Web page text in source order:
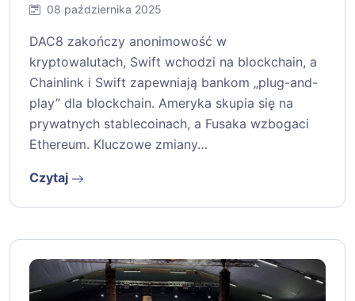
08 października 2025
DAC8 zakończy anonimowość w
kryptowalutach, Swift wchodzi na blockchain, a
Chainlink i Swift zapewniają bankom „plug-and-
play” dla blockchain. Ameryka skupia się na
prywatnych stablecoinach, a Fusaka wzbogaci
Ethereum. Kluczowe zmiany…
Czytaj